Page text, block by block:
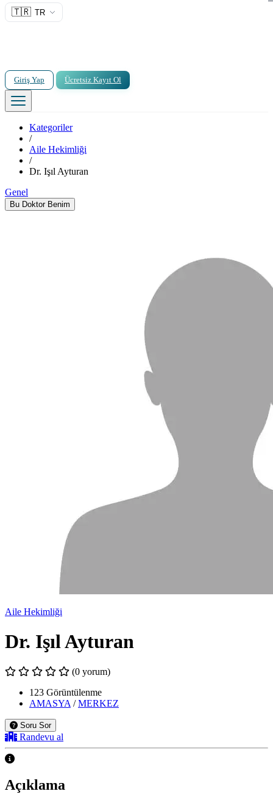
🇹🇷 TR
Giriş Yap Ücretsiz Kayıt Ol
Kategoriler
/
Aile Hekimliği
/
Dr. Işıl Ayturan
Genel
Bu Doktor Benim
Aile Hekimliği
Dr. Işıl Ayturan
(0 yorum)
123 Görüntülenme
AMASYA /MERKEZ
Soru Sor
Randevu al
Açıklama